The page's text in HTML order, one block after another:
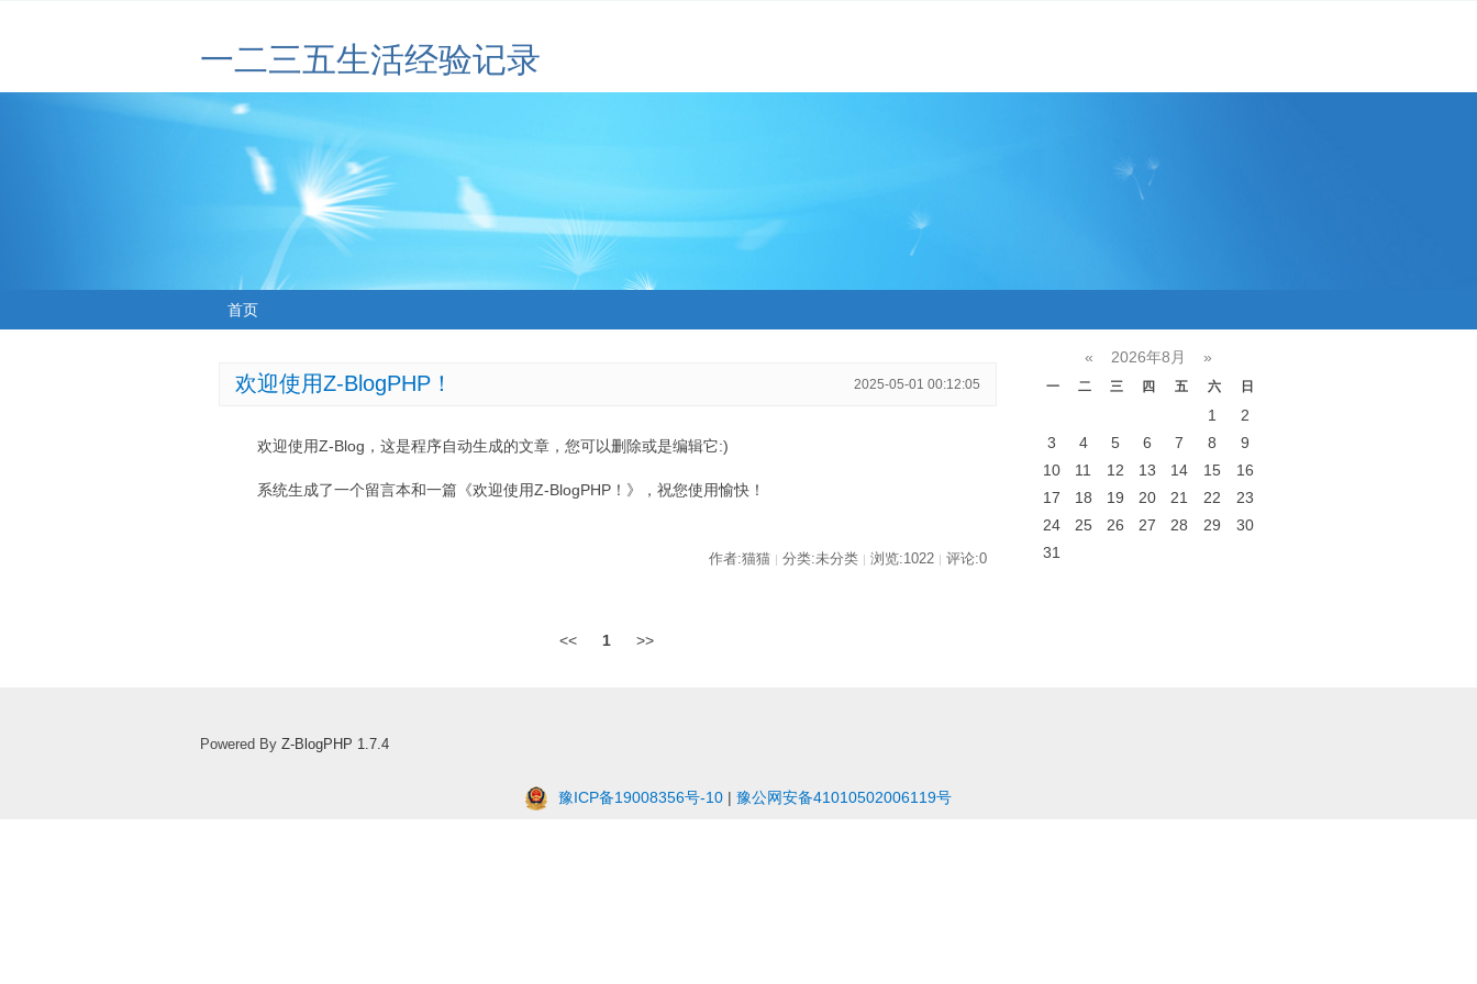
一二三五生活经验记录
首页
欢迎使用Z-BlogPHP！ 2025-05-01 00:12:05
欢迎使用Z-Blog，这是程序自动生成的文章，您可以删除或是编辑它:)
系统生成了一个留言本和一篇《欢迎使用Z-BlogPHP！》，祝您使用愉快！
作者:猫猫 | 分类:未分类 | 浏览:1022 | 评论:0
<< 1 >>
« 2026年8月 »
一 二 三 四 五 六 日
1
2
3
4 5 6 7 8
9
10
11 12 13 14 15
16
17
18 19 20 21 22
23
24
25 26 27 28 29
30
31
Powered By Z-BlogPHP 1.7.4
豫ICP备19008356号-10 | 豫公网安备41010502006119号